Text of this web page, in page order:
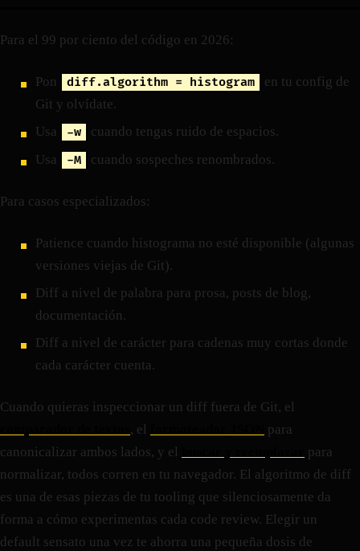
Para el 99 por ciento del código en 2026:
Pon diff.algorithm = histogram
en tu config de
Git y olvídate.
Usa
-w
cuando tengas ruido de espacios.
Usa
-M cuando sospeches renombrados.
Para casos especializados:
Patience cuando histograma no esté disponible (algunas
versiones viejas de Git).
Diff a nivel de palabra para prosa, posts de blog,
documentación.
Diff a nivel de carácter para cadenas muy cortas donde
cada carácter cuenta.
Cuando quieras inspeccionar un diff fuera de Git, el
, el
para
canonicalizar ambos lados, y el
para
normalizar, todos corren en tu navegador. El algoritmo de diff
es una de esas piezas de tu tooling que silenciosamente da
forma a cómo experimentas cada code review. Elegir un
default sensato una vez te ahorra una pequeña dosis de